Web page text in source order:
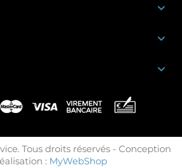



Tous droits réservés - Conception
: MyWebShop